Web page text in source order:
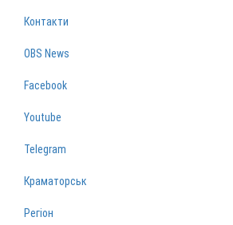
Контакти
OBS News
Facebook
Youtube
Telegram
Краматорськ
Регіон